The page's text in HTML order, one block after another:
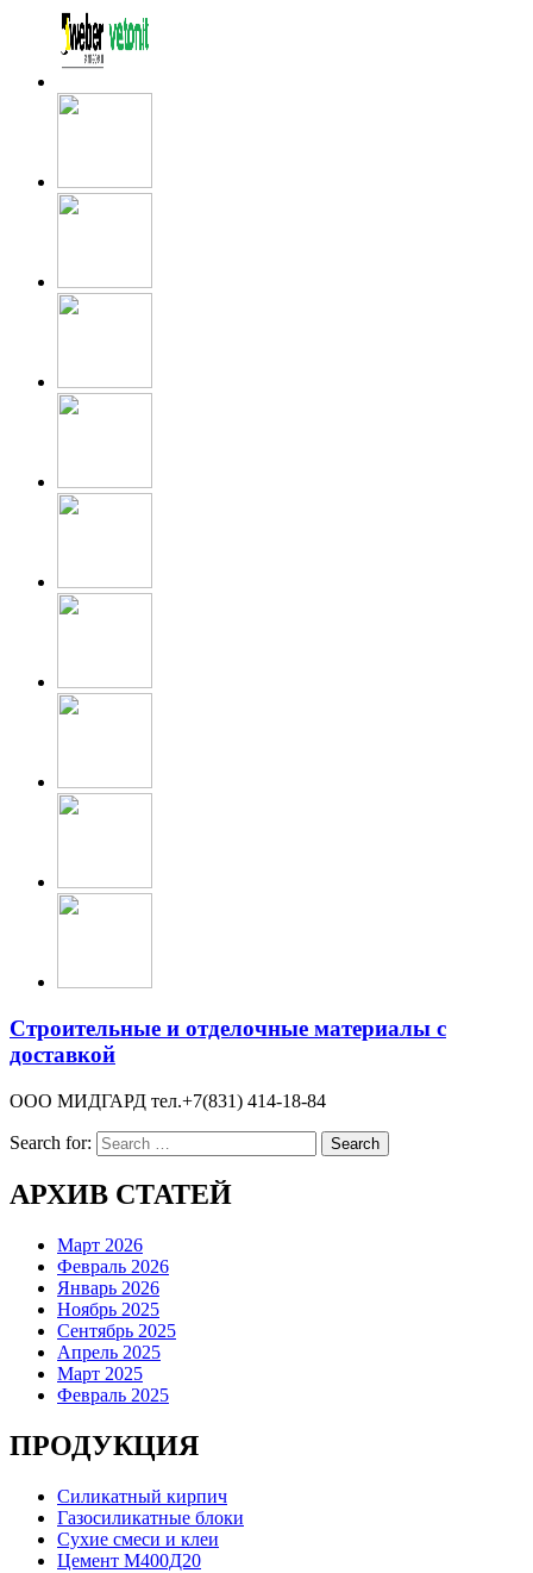
Строительные и отделочные материалы с
доставкой
ООО МИДГАРД тел.+7(831) 414-18-84
Search for:
АРХИВ СТАТЕЙ
Март 2026
Февраль 2026
Январь 2026
Ноябрь 2025
Сентябрь 2025
Апрель 2025
Март 2025
Февраль 2025
ПРОДУКЦИЯ
Силикатный кирпич
Газосиликатные блоки
Сухие смеси и клеи
Цемент М400Д20